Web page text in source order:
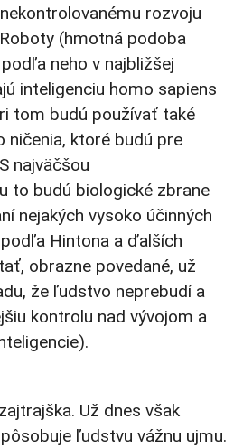
rozvoju
(hmotná podoba
neho v najbližšej
inteligenciu homo sapiens
tom budú používať také
ničenia, ktoré budú pre
najväčšou
to budú biologické zbrane
nejakých vysoko účinných
Hintona a ďalších
obrazne povedané, už
že ľudstvo neprebudí a
kontrolu nad vývojom a
Už dnes však
ľudstvu vážnu ujmu.